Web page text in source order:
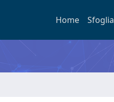
Home Sfoglia